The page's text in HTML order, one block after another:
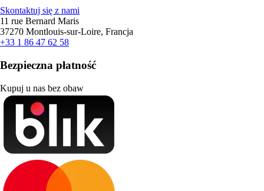
Skontaktuj się z nami
11 rue Bernard Maris
37270 Montlouis-sur-Loire, Francja
+33 1 86 47 62 58
Bezpieczna płatność
Kupuj u nas bez obaw